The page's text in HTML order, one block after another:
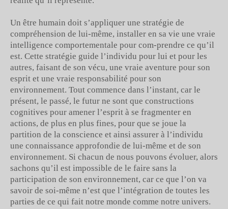
Un être humain doit s’appliquer une stratégie de
compréhension de lui-même, installer en sa vie une vraie
intelligence comportementale pour com-prendre ce qu’il
est. Cette stratégie guide l’individu pour lui et pour les
autres, faisant de son vécu, une vraie aventure pour son
esprit et une vraie responsabilité pour son
environnement. Tout commence dans l’instant, car le
présent, le passé, le futur ne sont que constructions
cognitives pour amener l’esprit à se fragmenter en
actions, de plus en plus fines, pour que se joue la
partition de la conscience et ainsi assurer à l’individu
une connaissance approfondie de lui-même et de son
environnement. Si chacun de nous pouvons évoluer, alors
sachons qu’il est impossible de le faire sans la
participation de son environnement, car ce que l’on va
savoir de soi-même n’est que l’intégration de toutes les
parties de ce qui fait notre monde comme notre univers.